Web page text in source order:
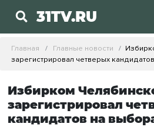
31TV.RU
Главная Главные новости
зарегистрировал четверых
Избирком
зарегистрировал
кандидатов на